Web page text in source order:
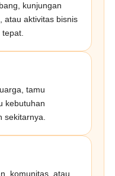
kunjungan
atau aktivitas bisnis
tamu
kebutuhan
sekitarnya.
komunitas, atau